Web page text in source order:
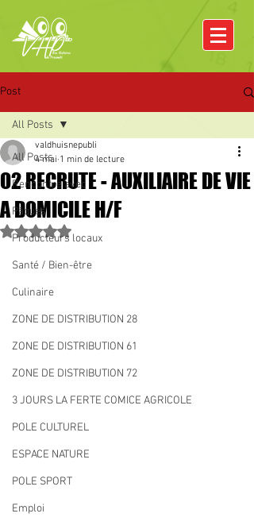
Post
All Posts
Rencontre avec
Pâques
Producteurs locaux
Santé / Bien-être
Culinaire
ZONE DE DISTRIBUTION 28
ZONE DE DISTRIBUTION 61
ZONE DE DISTRIBUTION 72
3 JOURS LA FERTE COMICE AGRICOLE
POLE CULTUREL
ESPACE NATURE
POLE SPORT
Emploi
All Posts
O2 RECRUTE - AUXILIAIRE DE VIE
A DOMICILE H/F
valdhuisnepubli
4 mai 1 min de lecture
Noté NaN étoiles sur 5.